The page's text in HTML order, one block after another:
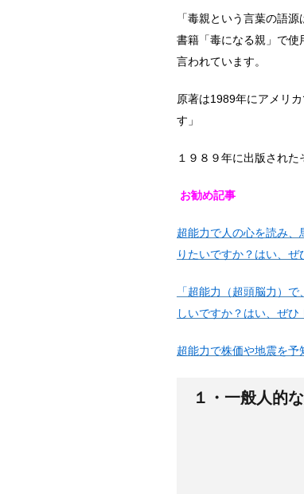
「毒親という言葉の語
書籍「毒になる親」で使
言われています。
原著は1989年にアメリ
す」
１９８９年に出版された
お勧め記事
超能力で人の心を読み
りたいですか？はい、ぜ
「超能力（超頭脳力）
しいですか？はい、ぜひ
超能力で株価や地震を予
１・一般人的